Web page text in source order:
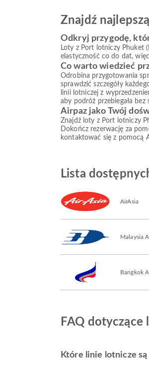
Znajdź
Odkryj przygodę,
Loty z Port lotniczy Phuket
elastyczność co do dat,
Co warto wiedzieć
Odrobina przygotowania
sprawdzić szczegóły
linii lotniczej z
aby podróż przebiegała bez
Airpaz jako Twój
Znajdź loty z Port lotniczy
Dokończ rezerwację za
kontaktować się z pomocą
Lista
AirAsia
Malaysia
Bangkok
FAQ
Które linie lotnicze